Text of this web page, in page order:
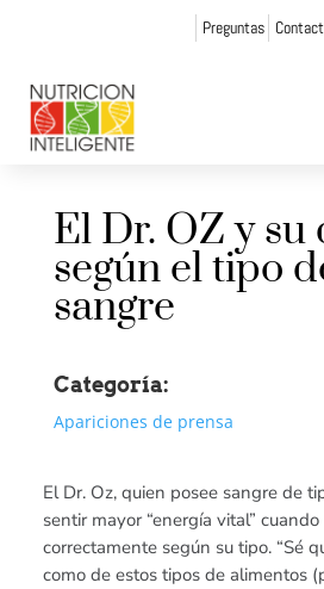
Preguntas
El Dr. OZ y su
según el tipo
sangre
Categoría:
Apariciones de prensa
El Dr. Oz, quien posee sangre de
sentir mayor “energía vital”
correctamente según su tipo. “Sé
como de estos tipos de alimentos